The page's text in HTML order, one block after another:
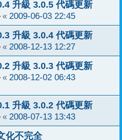
升級 3.0.5 代碼更新
« 2009-06-03 22:45
升級 3.0.4 代碼更新
« 2008-12-13 12:27
升級 3.0.3 代碼更新
« 2008-12-02 06:43
升級 3.0.2 代碼更新
« 2008-07-13 13:43
化不完全